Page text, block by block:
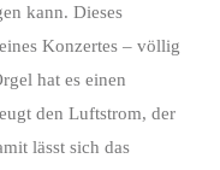
kann. Dieses
Konzertes – völlig
hat es einen
den Luftstrom, der
lässt sich das